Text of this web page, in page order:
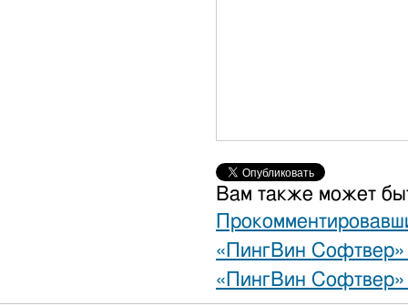
Вам также может
«ПингВин Софтвер»
«ПингВин